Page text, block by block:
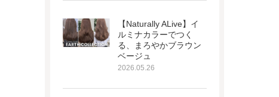
【Naturally ALive】イ
ルミナカラーでつく
る、まろやかブラウン
ベージュ
2026.05.26